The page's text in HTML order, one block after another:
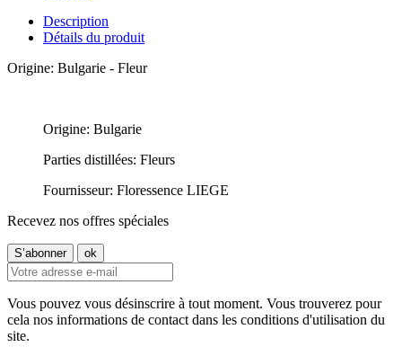
Description
Détails du produit
Origine: Bulgarie - Fleur
Origine: Bulgarie
Parties distillées: Fleurs
Fournisseur: Floressence LIEGE
Recevez nos offres spéciales
Vous pouvez vous désinscrire à tout moment. Vous trouverez pour
cela nos informations de contact dans les conditions d'utilisation du
site.